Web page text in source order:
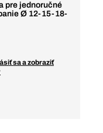
pre jednoručné
Ø 12-15-18-
sa a zobraziť